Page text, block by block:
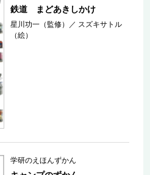
鉄道 まどあきしかけ
星川功一（監修） ／ スズキサトル
（絵）
学研のえほんずかん